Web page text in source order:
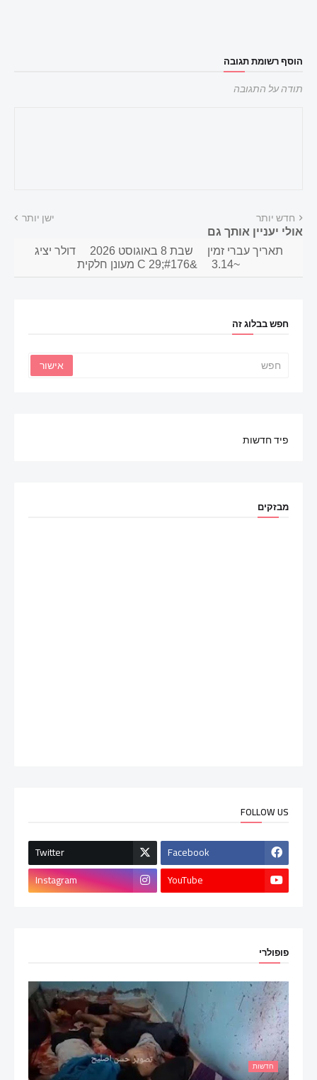
הוסף רשומת תגובה
תודה על התגובה
חדש יותר ישן יותר
אולי יעניין אותך גם
תאריך עברי זמין שבת 8 באוגוסט 2026
דולר יציג
~3.14
&#176;C 29 מעונן חלקית
חפש בבלוג זה
פיד חדשות
מבזקים
FOLLOW US
Facebook
Twitter
YouTube
Instagram
פופולרי
חדשות